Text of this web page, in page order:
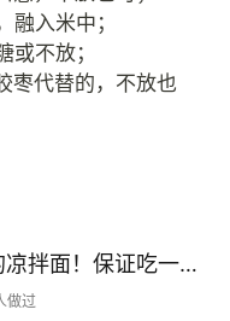
入米中；
不放；
枣代替的，不放也
酸辣爽口的凉拌面！保证吃一次就上瘾
做过